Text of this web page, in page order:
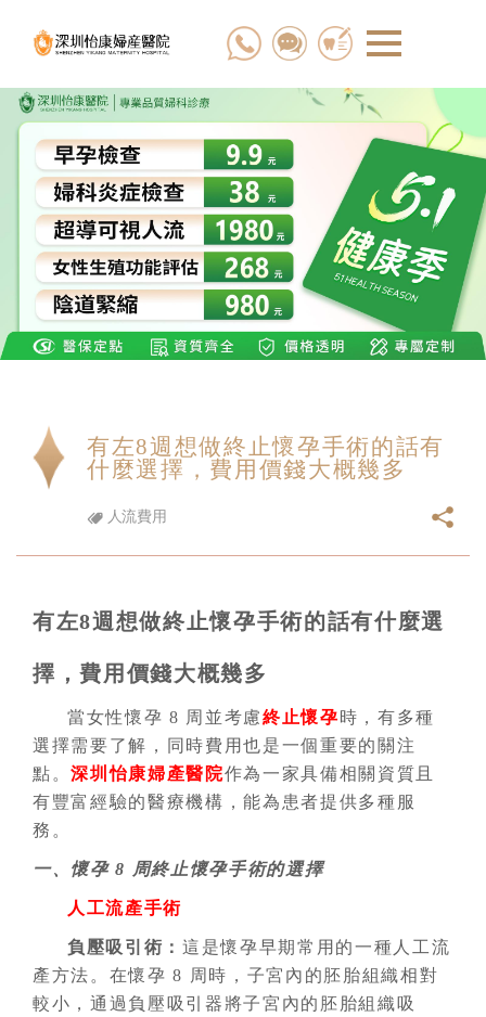
有左8週想做終止懷孕手術的話有
什麼選擇，費用價錢大概幾多
人流費用
有左8週想做終止懷孕手術的話有什麼選
擇，費用價錢大概幾多
當女性懷孕 8 周並考慮終止懷孕時，有多種
選擇需要了解，同時費用也是一個重要的關注
點。深圳怡康婦產醫院作為一家具備相關資質且
有豐富經驗的醫療機構，能為患者提供多種服
務。
一、懷孕 8 周終止懷孕手術的選擇
人工流產手術
負壓吸引術：這是懷孕早期常用的一種人工流
產方法。在懷孕 8 周時，子宮內的胚胎組織相對
較小，通過負壓吸引器將子宮內的胚胎組織吸